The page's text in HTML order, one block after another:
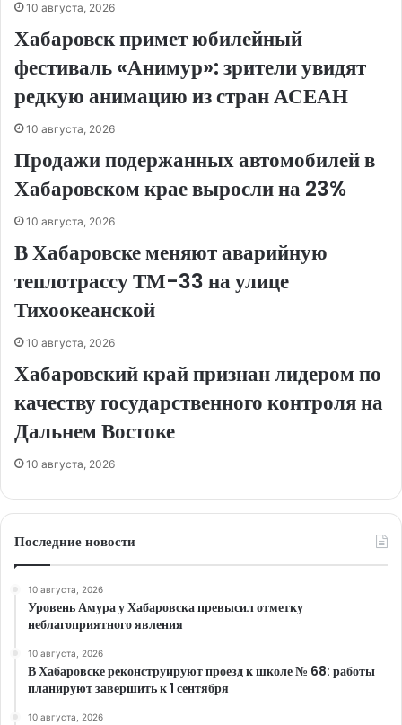
10 августа, 2026
Хабаровск примет юбилейный
фестиваль «Анимур»: зрители увидят
редкую анимацию из стран АСЕАН
10 августа, 2026
Продажи подержанных автомобилей в
Хабаровском крае выросли на 23%
10 августа, 2026
В Хабаровске меняют аварийную
теплотрассу ТМ-33 на улице
Тихоокеанской
10 августа, 2026
Хабаровский край признан лидером по
качеству государственного контроля на
Дальнем Востоке
10 августа, 2026
Последние новости
10 августа, 2026
Уровень Амура у Хабаровска превысил отметку
неблагоприятного явления
10 августа, 2026
В Хабаровске реконструируют проезд к школе № 68: работы
планируют завершить к 1 сентября
10 августа, 2026